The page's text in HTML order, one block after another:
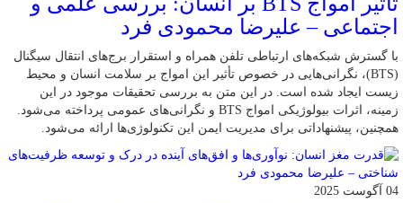
اجتماعی – علیرضا محمودی فرد
با گسترش شبکه‌های ارتباطی تلفن همراه و استقرار برج‌های انتقال سیگنال
(BTS)، نگرانی‌هایی در خصوص تأثیر این امواج بر سلامت انسان و محیط
زیست ایجاد شده است. در این متن به بررسی تحقیقات موجود در این
زمینه، اثرات بیولوژیکی امواج BTS و نگرانی‌های عمومی پرداخته می‌شود.
همچنین، پیشنهاداتی برای مدیریت ایمن این تکنولوژی‌ها ارائه می‌شود.
04 آگوست 2025